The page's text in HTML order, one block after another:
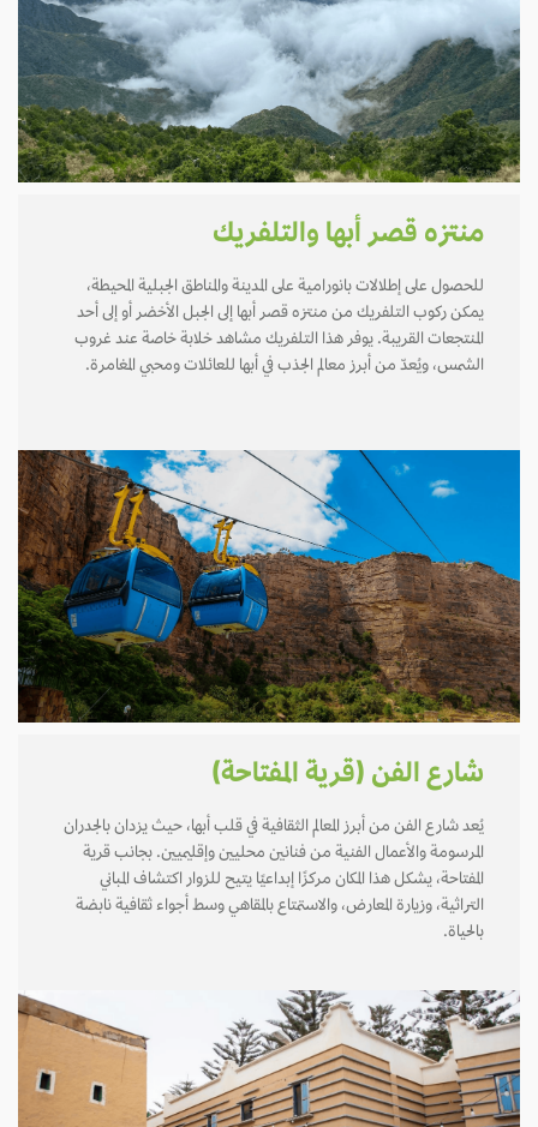
منتزه قصر أبها والتلفريك
للحصول على إطلالات بانورامية على المدينة والمناطق الجبلية المحيطة،
يمكن ركوب التلفريك من منتزه قصر أبها إلى الجبل الأخضر أو إلى أحد
المنتجعات القريبة. يوفر هذا التلفريك مشاهد خلابة خاصة عند غروب
الشمس، ويُعدّ من أبرز معالم الجذب في أبها للعائلات ومحبي المغامرة.
شارع الفن (قرية المفتاحة)
يُعد شارع الفن من أبرز المعالم الثقافية في قلب أبها، حيث يزدان بالجدران
المرسومة والأعمال الفنية من فنانين محليين وإقليميين. بجانب قرية
المفتاحة، يشكل هذا المكان مركزًا إبداعيًا يتيح للزوار اكتشاف المباني
التراثية، وزيارة المعارض، والاستمتاع بالمقاهي وسط أجواء ثقافية نابضة
بالحياة.